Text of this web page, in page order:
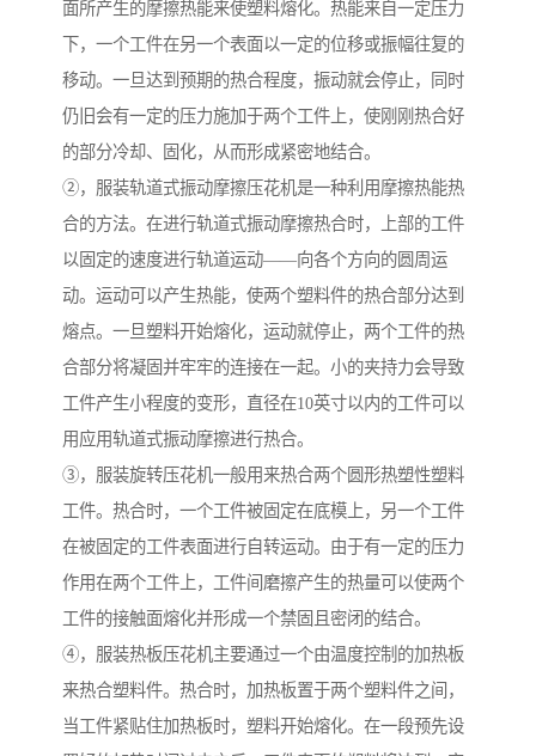
面所产生的摩擦热能来使塑料熔化。热能来自一定压力
下，一个工件在另一个表面以一定的位移或振幅往复的
移动。一旦达到预期的热合程度，振动就会停止，同时
仍旧会有一定的压力施加于两个工件上，使刚刚热合好
的部分冷却、固化，从而形成紧密地结合。
②，服装轨道式振动摩擦压花机是一种利用摩擦热能热
合的方法。在进行轨道式振动摩擦热合时，上部的工件
以固定的速度进行轨道运动——向各个方向的圆周运
动。运动可以产生热能，使两个塑料件的热合部分达到
熔点。一旦塑料开始熔化，运动就停止，两个工件的热
合部分将凝固并牢牢的连接在一起。小的夹持力会导致
工件产生小程度的变形，直径在10英寸以内的工件可以
用应用轨道式振动摩擦进行热合。
③，服装旋转压花机一般用来热合两个圆形热塑性塑料
工件。热合时，一个工件被固定在底模上，另一个工件
在被固定的工件表面进行自转运动。由于有一定的压力
作用在两个工件上，工件间磨擦产生的热量可以使两个
工件的接触面熔化并形成一个禁固且密闭的结合。
④，服装热板压花机主要通过一个由温度控制的加热板
来热合塑料件。热合时，加热板置于两个塑料件之间，
当工件紧贴住加热板时，塑料开始熔化。在一段预先设